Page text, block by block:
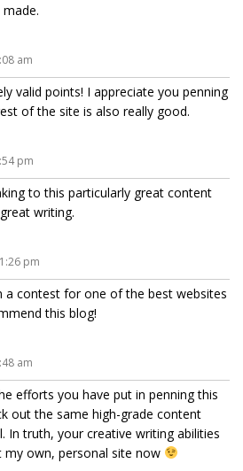
am
valid points! I appreciate you penning
of the site is also really good.
pm
to this particularly great content
writing.
pm
a contest for one of the best websites
this blog!
am
efforts you have put in penning this
out the same high-grade content
In truth, your creative writing abilities
own, personal site now